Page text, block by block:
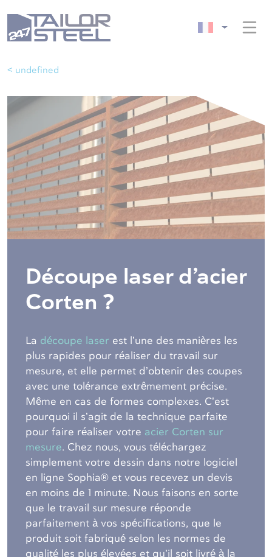
< undefined
Découpe laser d’acier
Corten ?
La découpe laser est l’une des manières les
plus rapides pour réaliser du travail sur
mesure, et elle permet d’obtenir des coupes
avec une tolérance extrêmement précise.
Même en cas de formes complexes. C’est
pourquoi il s’agit de la technique parfaite
pour faire réaliser votre acier Corten sur
mesure. Chez nous, vous téléchargez
simplement votre dessin dans notre logiciel
en ligne Sophia® et vous recevez un devis
en moins de 1 minute. Nous faisons en sorte
que le travail sur mesure réponde
parfaitement à vos spécifications, que le
produit soit fabriqué selon les normes de
qualité les plus élevées et qu’il soit livré à la